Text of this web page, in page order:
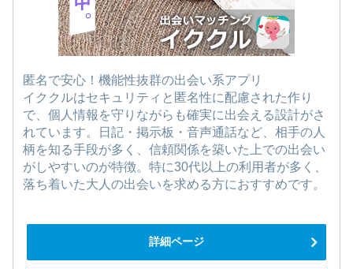
匿名で安心！機能性抜群の出会い系アプリ
イククルはセキュリティと匿名性に配慮された作り
で、個人情報を守りながらも確実に出会える設計がさ
れています。日記・掲示板・音声通話など、相手の人
柄を知る手段が多く、信頼関係を築いた上での出会い
がしやすいのが特徴。特に30代以上の利用者が多く、
落ち着いた大人の出会いを求める方におすすめです。
詳細ページ